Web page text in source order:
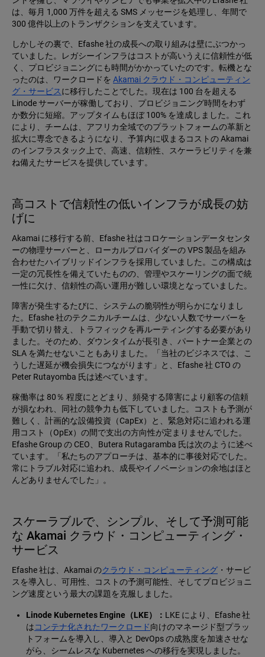
は、毎月 1,000 万件を超える SMS メッセージを処理し、年間で
300 億件以上のトランザクションを支えています。
しかしその裏で、Efashe 社の成長への取り組みは壁にぶつかっ
ていました。レガシーインフラはコストが高いうえに信頼性が低
く、プロビジョニングにも時間がかかっていたのです。転機とな
ったのは、ワークロードを Akamai クラウド・コンピューティン
グ・サービスに移行したことでした。現在は 100 台を超える
Linode サーバーが稼働しており、プロビジョニング時間をわず
か数分に短縮。アップタイムもほぼ 100% を達成しました。これ
により、チームは、アフリカ全域でのプラットフォームの革新と
拡大に専念できるようになり、予算内に収まるコストの Akamai
のインフラスタック上で、高速、信頼性、スケーラビリティを兼
ね備えたサービスを提供しています。
高コストで信頼性の低いインフラが成長の妨
げに
Akamai に移行する前、Efashe 社はコロケーションデータセンタ
ーの物理サーバーと、ローカルプロバイダーの VPS 製品を組み
合わせたハイブリッドインフラを採用していました。この構成は
一定の冗長性を備えていたものの、管理やスケーリングの面で統
一性に欠け、信頼性の高い運用が難しい環境となっていました。
障害が発生するたびに、システムの脆弱性が明らかになりまし
た。Efashe 社のテクニカルチームは、少ない人数でサーバーを
手動で切り替え、トラフィックを再ルーティングする必要があり
ました。そのため、ダウンタイムが長引き、パートナー企業との
SLA を満たせないこともありました。「当社のビジネスでは、こ
うした遅延が機会損失につながります」と、Efashe 社 CTO の
Peter Rutayomba 氏は述べています。
稼働率は 80％ 程度にとどまり、頻発する障害により顧客の信頼
が損なわれ、同社の競争力も低下していました。コストも予測が
難しく、計画的な設備投資（CapEx）と、緊急対応に追われる運
用コスト（OpEx）の間で支出の方向性が定まりませんでした。
Efashe Group の CEO、Butera Rutagaramba 氏は次のように述べ
ています。「私たちのアプローチは、基本的に事後対応でした。
常にトラブル対応に追われ、成長やイノベーションの余地はほと
んどありませんでした」。
スケーラブルで、シンプル、そして予測可能
な Akamai クラウド・コンピューティング・
サービス
Efashe 社は、Akamai のクラウド・コンピューティング ・サービ
スを導入し、可用性、コストの予測可能性、そしてプロビジョニ
ング速度という最大の課題を克服しました。
Linode Kubernetes Engine（LKE）： LKE により、Efashe 社
はコンテナ化されたワークロード向けのマネージド型プラッ
トフォームを導入し、導入と DevOps の成熟度を加速させな
がら、シームレスな Kubernetes への移行を実現しました。